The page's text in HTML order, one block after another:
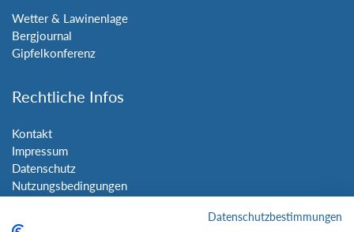
Wetter & Lawinenlage
Bergjournal
Gipfelkonferenz
Rechtliche Infos
Kontakt
Impressum
Datenschutz
Nutzungsbedingungen
Datenschutzbestimmungen